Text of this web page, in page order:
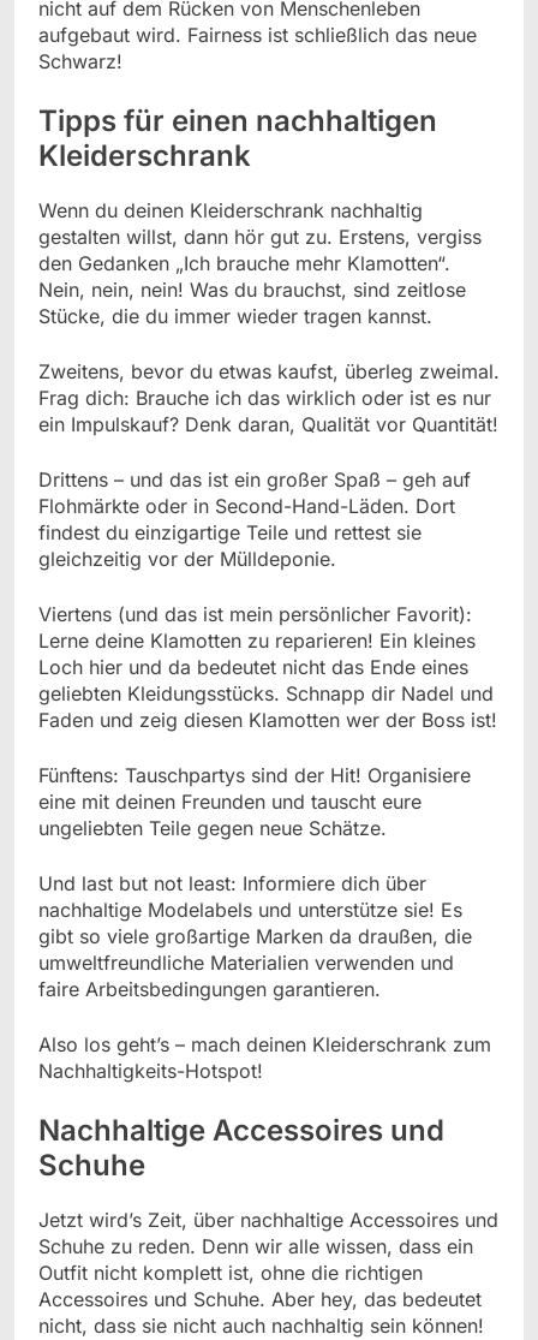
nicht auf dem Rücken von Menschenleben
aufgebaut wird. Fairness ist schließlich das neue
Schwarz!
Tipps für einen nachhaltigen
Kleiderschrank
Wenn du deinen Kleiderschrank nachhaltig
gestalten willst, dann hör gut zu. Erstens, vergiss
den Gedanken „Ich brauche mehr Klamotten“.
Nein, nein, nein! Was du brauchst, sind zeitlose
Stücke, die du immer wieder tragen kannst.
Zweitens, bevor du etwas kaufst, überleg zweimal.
Frag dich: Brauche ich das wirklich oder ist es nur
ein Impulskauf? Denk daran, Qualität vor Quantität!
Drittens – und das ist ein großer Spaß – geh auf
Flohmärkte oder in Second-Hand-Läden. Dort
findest du einzigartige Teile und rettest sie
gleichzeitig vor der Mülldeponie.
Viertens (und das ist mein persönlicher Favorit):
Lerne deine Klamotten zu reparieren! Ein kleines
Loch hier und da bedeutet nicht das Ende eines
geliebten Kleidungsstücks. Schnapp dir Nadel und
Faden und zeig diesen Klamotten wer der Boss ist!
Fünftens: Tauschpartys sind der Hit! Organisiere
eine mit deinen Freunden und tauscht eure
ungeliebten Teile gegen neue Schätze.
Und last but not least: Informiere dich über
nachhaltige Modelabels und unterstütze sie! Es
gibt so viele großartige Marken da draußen, die
umweltfreundliche Materialien verwenden und
faire Arbeitsbedingungen garantieren.
Also los geht’s – mach deinen Kleiderschrank zum
Nachhaltigkeits-Hotspot!
Nachhaltige Accessoires und
Schuhe
Jetzt wird’s Zeit, über nachhaltige Accessoires und
Schuhe zu reden. Denn wir alle wissen, dass ein
Outfit nicht komplett ist, ohne die richtigen
Accessoires und Schuhe. Aber hey, das bedeutet
nicht, dass sie nicht auch nachhaltig sein können!